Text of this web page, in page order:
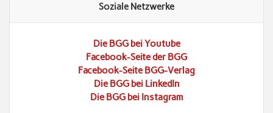
Soziale Netzwerke
Die BGG bei Youtube
Facebook-Seite der BGG
Facebook-Seite BGG-Verlag
Die BGG bei LinkedIn
Die BGG bei Instagram